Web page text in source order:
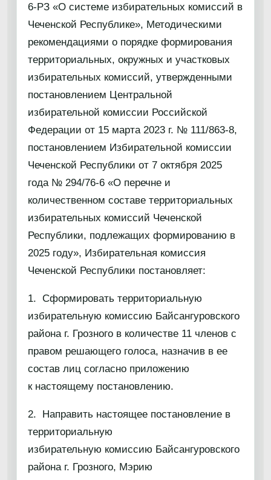
6-РЗ «О системе избирательных комиссий в
Чеченской Республике», Методическими
рекомендациями о порядке формирования
территориальных, окружных и участковых
избирательных комиссий, утвержденными
постановлением Центральной
избирательной комиссии Российской
Федерации от 15 марта 2023 г. № 111/863-8,
постановлением Избирательной комиссии
Чеченской Республики от 7 октября 2025
года № 294/76-6 «О перечне и
количественном составе территориальных
избирательных комиссий Чеченской
Республики, подлежащих формированию в
2025 году», Избирательная комиссия
Чеченской Республики постановляет:
1. Сформировать территориальную
избирательную комиссию Байсангуровского
района г. Грозного в количестве 11 членов с
правом решающего голоса, назначив в ее
состав лиц согласно приложению
к настоящему постановлению.
2. Направить настоящее постановление в
территориальную
избирательную комиссию Байсангуровского
района г. Грозного, Мэрию